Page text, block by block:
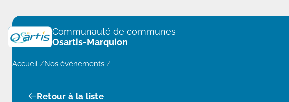
Communauté de communes
Osartis-Marquion
Accueil /Nos événements /
Retour à la liste